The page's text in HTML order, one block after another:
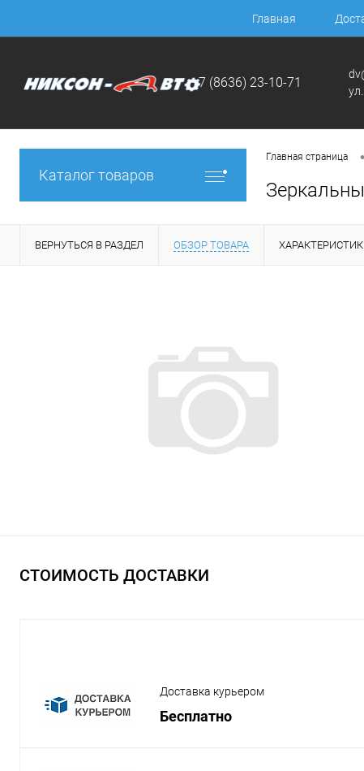
Главная
+7 (8636) 23-10-71
Каталог товаров
Главная страница •
ВЕРНУТЬСЯ В РАЗДЕЛ ОБЗОР ТОВАРА
СТОИМОСТЬ ДОСТАВКИ
Доставка курьером
Бесплатно